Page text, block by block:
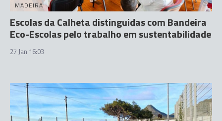
MADEIRA
Escolas da Calheta distinguidas com Bandeira
Eco-Escolas pelo trabalho em sustentabilidade
27 Jan 16:03